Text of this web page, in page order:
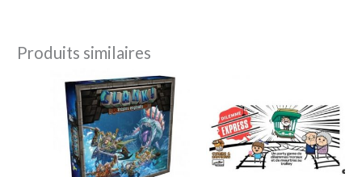
Produits similaires